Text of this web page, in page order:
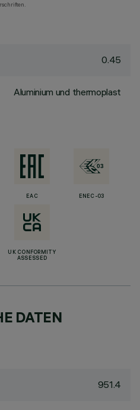
0.45
Aluminium und thermoplast
EAC ENEC-03
UK CONFORMITY
ASSESSED
DATEN
951.4